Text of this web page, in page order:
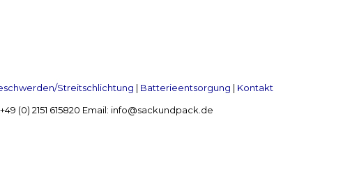
Streitschlichtung | Batterieentsorgung | Kontakt
(0) 2151 615820 Email: info@sackundpack.de